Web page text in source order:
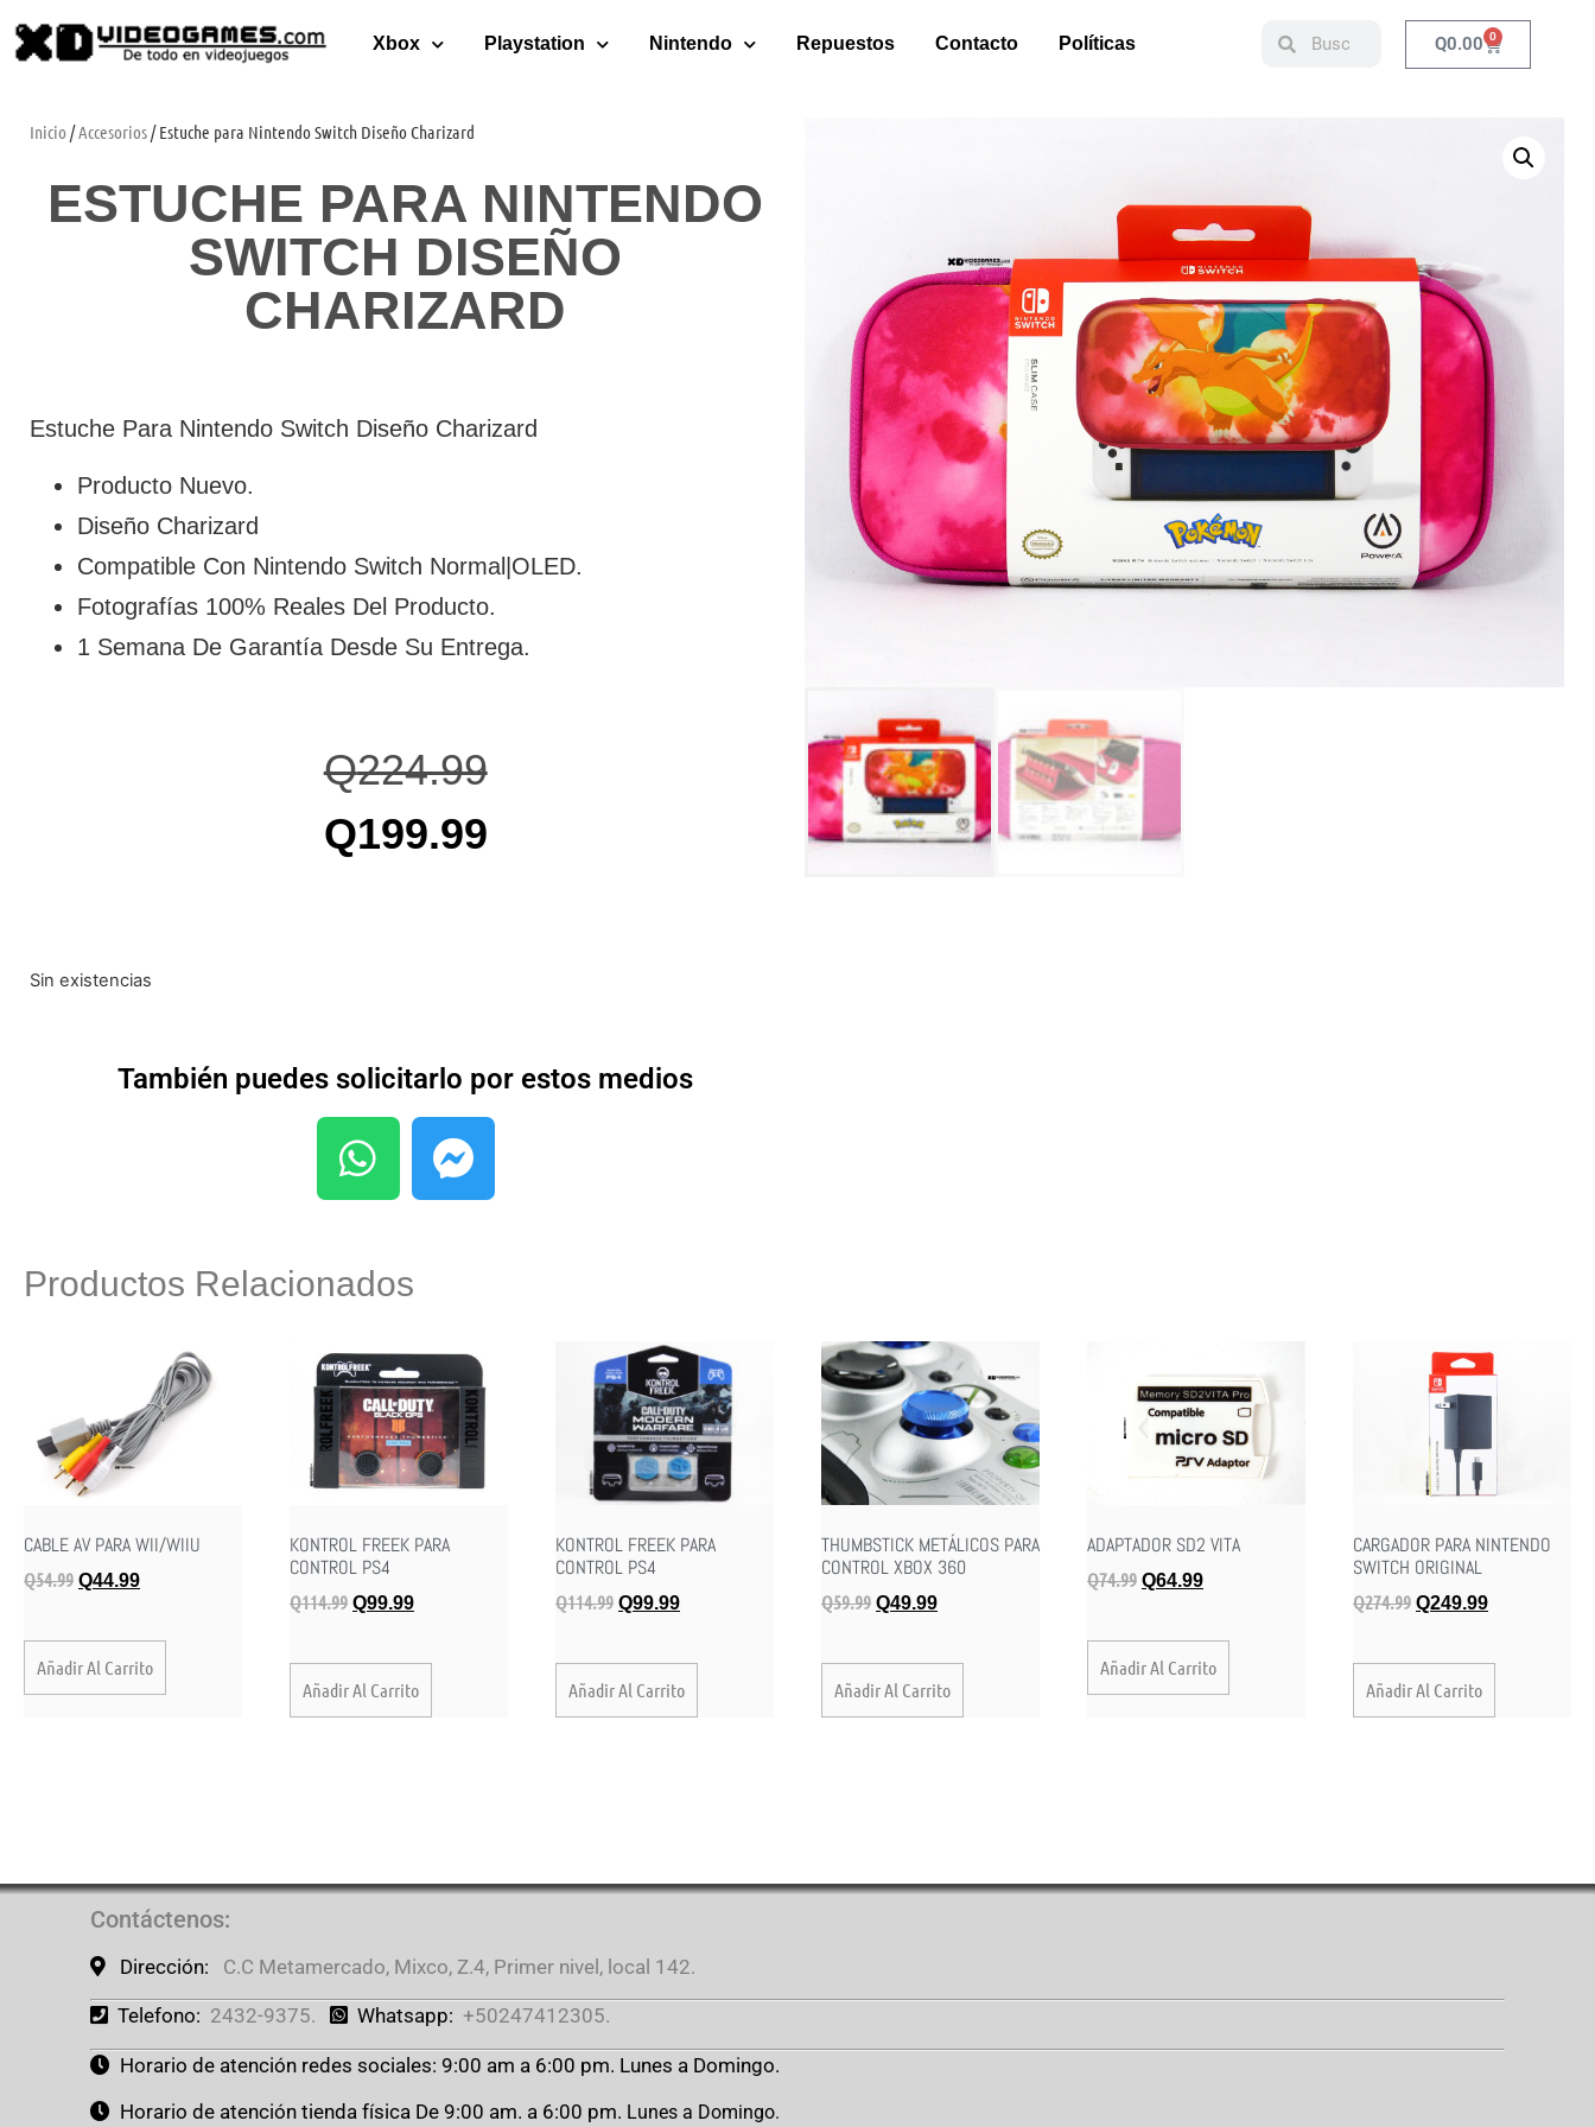
Xbox Playstation Nintendo Repuestos Contacto Políticas Q0.00 0
Inicio /Accesorios/ Estuche para Nintendo Switch Diseño Charizard
ESTUCHE PARA NINTENDO
SWITCH DISEÑO
CHARIZARD
Estuche Para Nintendo Switch Diseño Charizard
Producto Nuevo.
Diseño Charizard
Compatible Con Nintendo Switch Normal|OLED.
Fotografías 100% Reales Del Producto.
1 Semana De Garantía Desde Su Entrega.
Q224.99
Q199.99
Sin existencias
También puedes solicitarlo por estos medios
Productos Relacionados
CABLE AV PARA WII/WIIU
Q54.99 Q44.99
Añadir Al Carrito
KONTROL FREEK PARA
CONTROL PS4
Q114.99 Q99.99
Añadir Al Carrito
KONTROL FREEK PARA
CONTROL PS4
Q114.99 Q99.99
Añadir Al Carrito
THUMBSTICK METÁLICOS PARA
CONTROL XBOX 360
Q59.99 Q49.99
Añadir Al Carrito
ADAPTADOR SD2 VITA
Q74.99 Q64.99
Añadir Al Carrito
CARGADOR PARA NINTENDO
SWITCH ORIGINAL
Q274.99 Q249.99
Añadir Al Carrito
Contáctenos:
Dirección: C.C Metamercado, Mixco, Z.4, Primer nivel, local 142.
Telefono: 2432-9375. Whatsapp: +50247412305.
Horario de atención redes sociales: 9:00 am a 6:00 pm. Lunes a Domingo.
Horario de atención tienda física De 9:00 am. a 6:00 pm. Lunes a Domingo.